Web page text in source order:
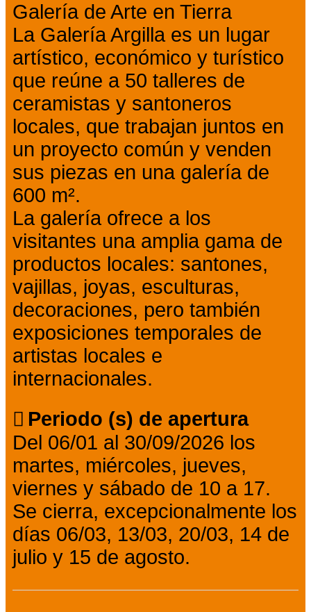
Galería de Arte en Tierra
La Galería Argilla es un lugar
artístico, económico y turístico
que reúne a 50 talleres de
ceramistas y santoneros
locales, que trabajan juntos en
un proyecto común y venden
sus piezas en una galería de
600 m².
La galería ofrece a los
visitantes una amplia gama de
productos locales: santones,
vajillas, joyas, esculturas,
decoraciones, pero también
exposiciones temporales de
artistas locales e
internacionales.
Periodo (s) de apertura
Del 06/01 al 30/09/2026 los
martes, miércoles, jueves,
viernes y sábado de 10 a 17.
Se cierra, excepcionalmente los
días 06/03, 13/03, 20/03, 14 de
julio y 15 de agosto.